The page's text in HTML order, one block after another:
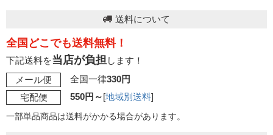
送料について
全国どこでも送料無料！
下記送料を当店が負担 します！
メール便
全国一律330円
宅配便
550円～[地域別送料]
一部単品商品は送料がかかる場合があります。